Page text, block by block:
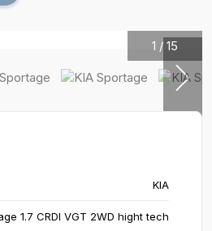
1 / 15
KIA
1.7 CRDI VGT 2WD hight tech